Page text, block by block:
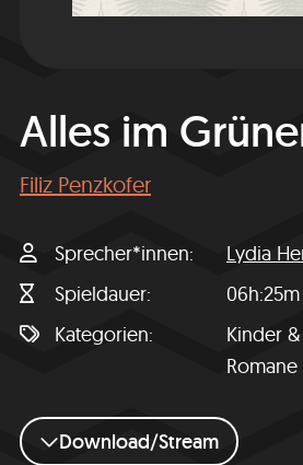
Alles im
Filiz Penzkofer
Sprecher*innen
Lydia
Spieldauer
06h:25m
Kategorien
Kinder
Download/Stream